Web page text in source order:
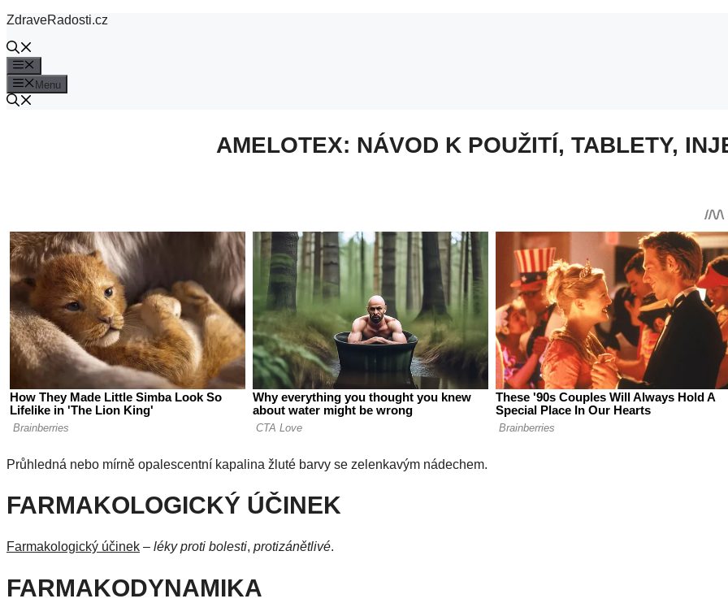
Přeskočit
obsah
ZdraveRadosti.cz
Menu
AMELOTEX: NÁVOD K POUŽITÍ, TABLETY,
Průhledná nebo mírně opalescentní kapalina žluté barvy se zelenkavým nádechem.
FARMAKOLOGICKÝ ÚČINEK
Farmakologický účinek – léky proti bolesti, protizánětlivé.
FARMAKODYNAMIKA